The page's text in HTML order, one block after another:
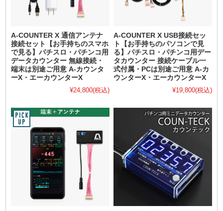
A-COUNTER X 通信アンテナ
接続セット【お手持ちのスマホ
で見る】パチスロ・パチンコ用
データカウンター 無線接続・
端末は別途ご用意 A-カウンタ
ーX・エーカウンターX
¥24,800(税込)
A-COUNTER X USB接続セッ
ト【お手持ちのパソコンで見
る】パチスロ・パチンコ用デー
タカウンター 接続ケーブル一
式付属・PCは別途ご用意 A-カ
ウンターX・エーカウンターX
¥19,800(税込)